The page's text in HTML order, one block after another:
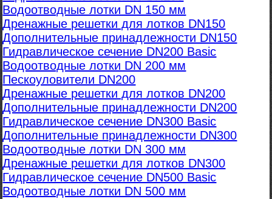
Водоотводные лотки DN 150 мм
Дренажные решетки для лотков DN150
Дополнительные принадлежности DN150
Гидравлическое сечение DN200 Basic
Водоотводные лотки DN 200 мм
Пескоуловители DN200
Дренажные решетки для лотков DN200
Дополнительные принадлежности DN200
Гидравлическое сечение DN300 Basic
Дополнительные принадлежности DN300
Водоотводные лотки DN 300 мм
Дренажные решетки для лотков DN300
Гидравлическое сечение DN500 Basic
Водоотводные лотки DN 500 мм